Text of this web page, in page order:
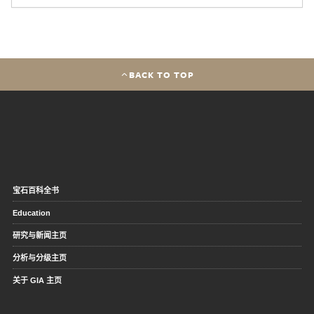
BACK TO TOP
宝石百科全书
Education
研究与新闻主页
分析与分级主页
关于 GIA 主页